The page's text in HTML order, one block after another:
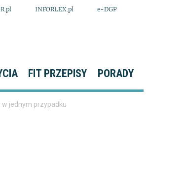
INFORLEX.pl e-DGP
FIT PRZEPISY PORADY
w jednym przypadku